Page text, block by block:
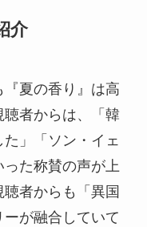
介
『夏の香り』は高
者からは、「韓
」「ソン・イェ
た称賛の声が上
者からも「異国
が融合していて